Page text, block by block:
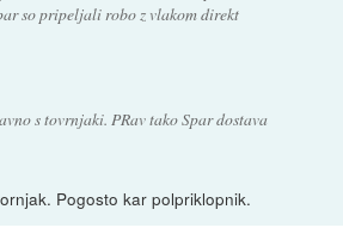
so pripeljali robo z vlakom direkt
s tovrnjaki. PRav tako Spar dostava
Pogosto kar polpriklopnik.